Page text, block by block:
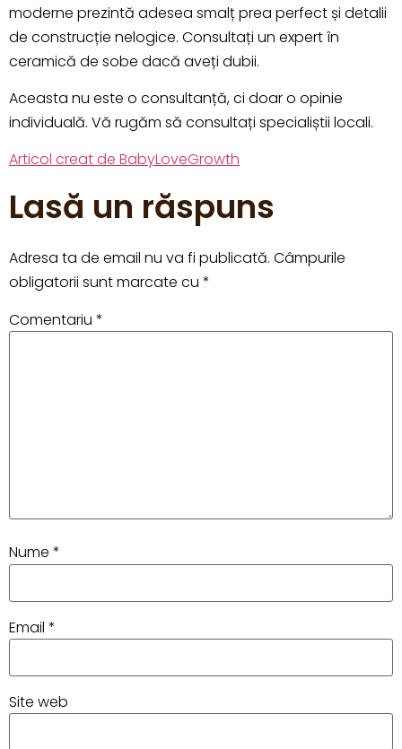
moderne prezintă adesea smalț prea perfect și detalii
de construcție nelogice. Consultați un expert în
ceramică de sobe dacă aveți dubii.
Aceasta nu este o consultanță, ci doar o opinie
individuală. Vă rugăm să consultați specialiștii locali.
Articol creat de BabyLoveGrowth
Lasă un răspuns
Adresa ta de email nu va fi publicată. Câmpurile
obligatorii sunt marcate cu *
Comentariu *
Nume *
Email *
Site web